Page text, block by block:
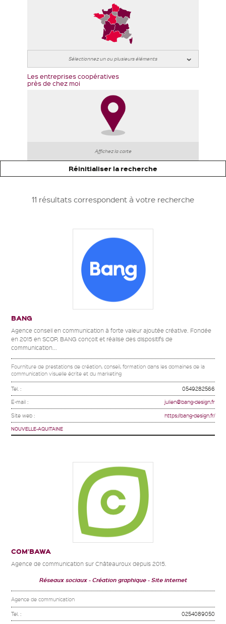
Les entreprises coopératives
près de chez moi
Affichez la carte
Réinitialiser la recherche
11 résultats correspondent à votre recherche
BANG
Agence conseil en communication à forte valeur ajoutée créative. Fondée
en 2015 en SCOP, BANG conçoit et réalise des dispositifs de
communication...
Fourniture de prestations de création, conseil, formation dans les domaines de la
communication visuelle écrite et du marketing
Tel. : 0549282566
E-mail : julien@bang-design.fr
Site web : https://bang-design.fr/
NOUVELLE-AQUITAINE
COM’BAWA
Agence de communication sur Châteauroux depuis 2015.
Réseaux sociaux Création graphique Site internet
Agence de communication
Tel. : 0254089050